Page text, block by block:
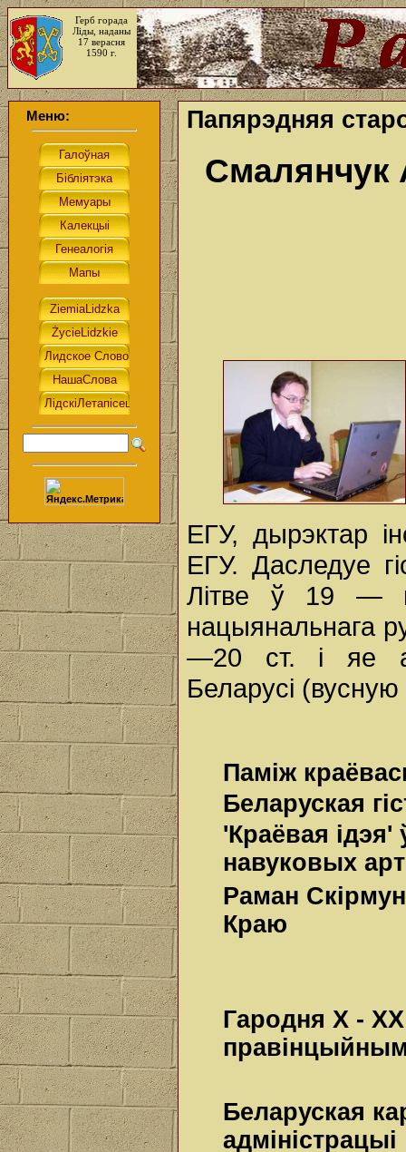
Герб горада
Ліды, наданы
17 верасня
1590 г.
Меню: Папярэдняя
ЕГУ, дырэктар
ЕГУ. Даследуе
Літве ў 19 —
нацыянальнага
—20 ст. і яе
Беларусі
Паміж
Беларуская
'Краёвая ідэя'
навуковых
Раман
Краю
Гародня Х - ХХ
Беларуская
адміністрацыі